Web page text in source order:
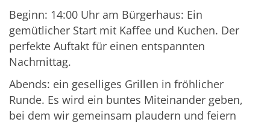
Beginn: 14:00 Uhr am Bürgerhaus: Ein
gemütlicher Start mit Kaffee und Kuchen. Der
perfekte Auftakt für einen entspannten
Nachmittag.
Abends: ein geselliges Grillen in fröhlicher
Runde. Es wird ein buntes Miteinander geben,
bei dem wir gemeinsam plaudern und feiern